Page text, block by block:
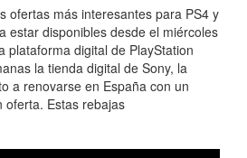
ofertas más interesantes para PS4 y
estar disponibles desde el miércoles
plataforma digital de PlayStation
la tienda digital de Sony, la
a renovarse en España con un
oferta. Estas rebajas